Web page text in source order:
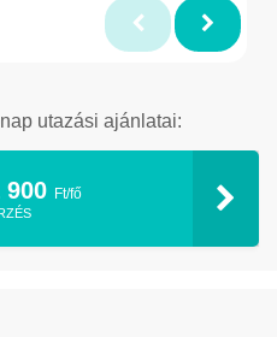
utazási ajánlatai:
900 Ft/fő